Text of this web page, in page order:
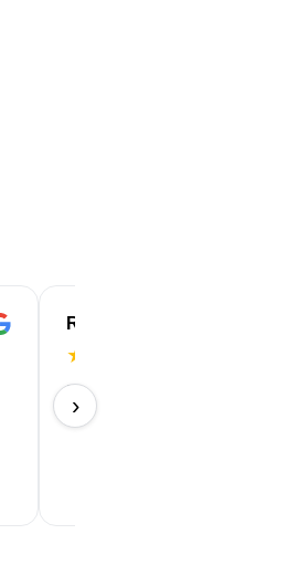
ROBERT
★
Perfekt!
11/06/2026
›